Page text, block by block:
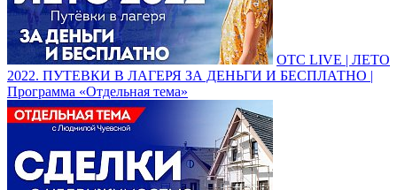
ОТС LIVE | ЛЕТО
2022. ПУТЕВКИ В ЛАГЕРЯ ЗА ДЕНЬГИ И БЕСПЛАТНО |
Программа «Отдельная тема»